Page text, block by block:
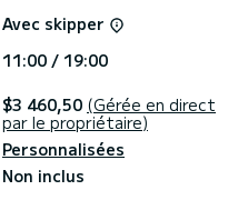
suivants :
le bateau ou les
envoyer un message via
SamBoat se chargera
Avec skipper
11:00 / 19:00
$3 460,50 (Gérée en direct
par le propriétaire)
Personnalisées
Non inclus